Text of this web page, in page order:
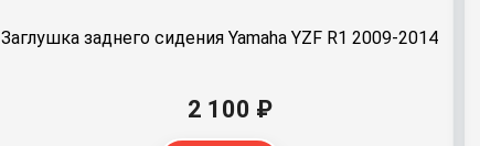
Заглушка заднего сидения Yamaha YZF R1 2009-2014
2 100 ₽